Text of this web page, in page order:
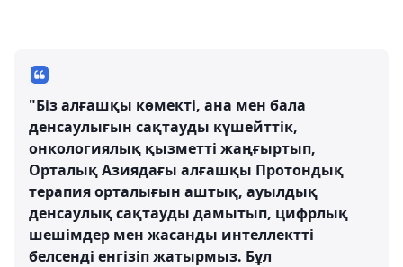
"Біз алғашқы көмекті, ана мен бала
денсаулығын сақтауды күшейттік,
онкологиялық қызметті жаңғыртып,
Орталық Азиядағы алғашқы Протондық
терапия орталығын аштық, ауылдық
денсаулық сақтауды дамытып, цифрлық
шешімдер мен жасанды интеллектті
белсенді енгізіп жатырмыз. Бұл